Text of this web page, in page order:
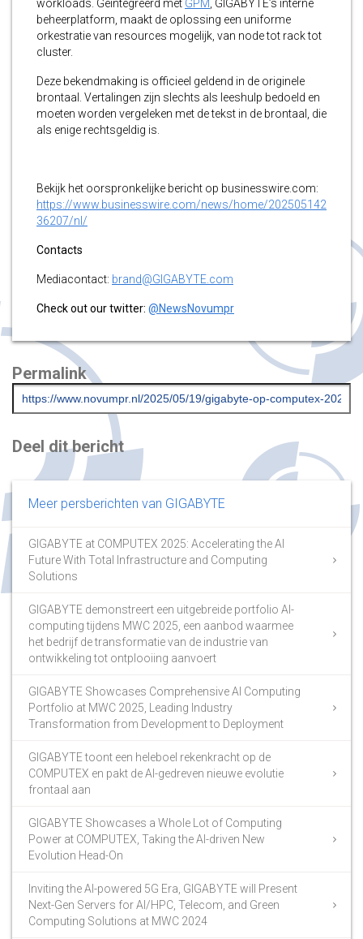
workloads. Geïntegreerd met GPM , GIGABYTE’s interne
beheerplatform, maakt de oplossing een uniforme
orkestratie van resources mogelijk, van node tot rack tot
cluster.
Deze bekendmaking is officieel geldend in de originele
brontaal. Vertalingen zijn slechts als leeshulp bedoeld en
moeten worden vergeleken met de tekst in de brontaal, die
als enige rechtsgeldig is.
Bekijk het oorspronkelijke bericht op businesswire.com:
https://www.businesswire.com/news/home/202505142
36207/nl/
Contacts
Mediacontact: brand@GIGABYTE.com
Check out our twitter: @NewsNovumpr
Permalink
Deel dit bericht
Meer persberichten van GIGABYTE
GIGABYTE at COMPUTEX 2025: Accelerating the AI
Future With Total Infrastructure and Computing
Solutions
GIGABYTE demonstreert een uitgebreide portfolio AI-
computing tijdens MWC 2025, een aanbod waarmee
het bedrijf de transformatie van de industrie van
ontwikkeling tot ontplooiing aanvoert
GIGABYTE Showcases Comprehensive AI Computing
Portfolio at MWC 2025, Leading Industry
Transformation from Development to Deployment
GIGABYTE toont een heleboel rekenkracht op de
COMPUTEX en pakt de AI-gedreven nieuwe evolutie
frontaal aan
GIGABYTE Showcases a Whole Lot of Computing
Power at COMPUTEX, Taking the AI-driven New
Evolution Head-On
Inviting the AI-powered 5G Era, GIGABYTE will Present
Next-Gen Servers for AI/HPC, Telecom, and Green
Computing Solutions at MWC 2024